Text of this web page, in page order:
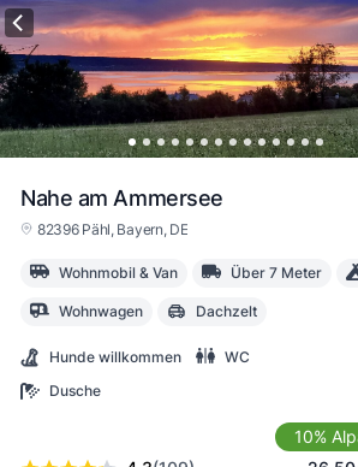
Nahe am Ammersee
82396 Pähl, Bayern, DE
Wohnmobil & Van Über 7 Meter
Wohnwagen Dachzelt
Hunde willkommen
WC
Dusche
10%